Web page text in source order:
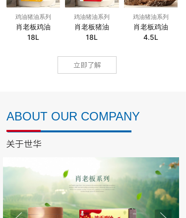
鸡油猪油系列
肖老板鸡油
18L
鸡油猪油系列
肖老板猪油
18L
鸡油猪油系列
肖老板鸡油
4.5L
立即了解
关于世华
ABOUT OUR COMPANY